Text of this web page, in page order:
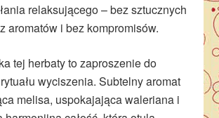
relaksującego – bez sztucznych
aromatów i bez kompromisów.
tej herbaty to zaproszenie do
wyciszenia. Subtelny aromat
melisa, uspokajająca waleriana i